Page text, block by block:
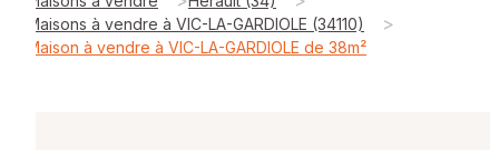
Maisons à vendre à VIC-LA-GARDIOLE (34110) >
Maison à vendre à VIC-LA-GARDIOLE de 38m²